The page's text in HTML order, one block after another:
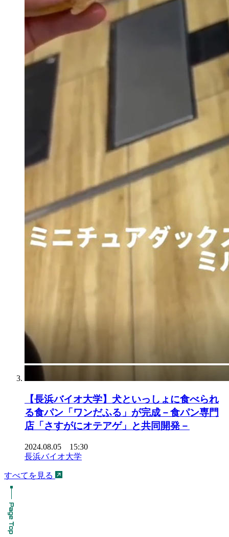
【長浜バイオ大学】犬といっしょに食べられ
る食パン「ワンだふる」が完成－食パン専門
店「さすがにオテアゲ」と共同開発－
2024.08.05 15:30
長浜バイオ大学
すべてを見る